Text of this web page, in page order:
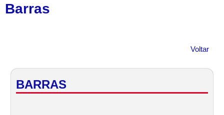
Barras
Voltar
BARRAS